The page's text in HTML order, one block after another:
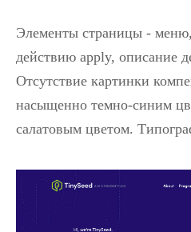
Элементы страницы -
действию apply, описание
Отсутствие картинки
насыщенно темно-синим
салатовым цветом.